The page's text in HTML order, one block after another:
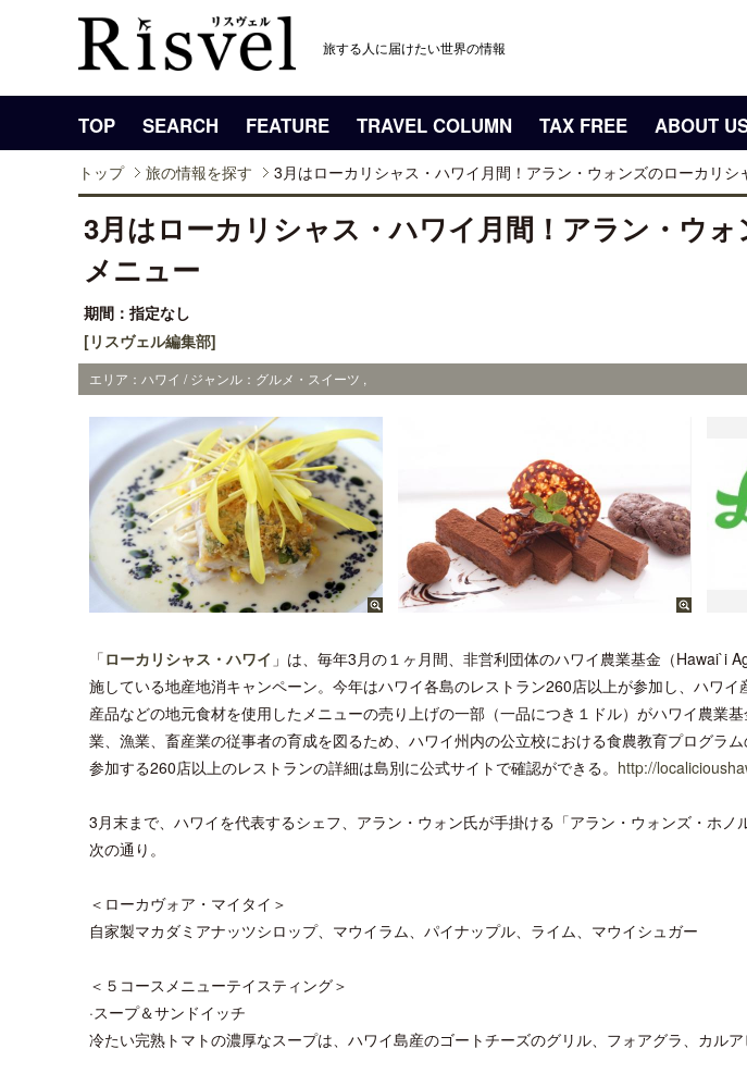
旅する人に届けたい世界の情報
TOP SEARCH FEATURE TRAVEL COLUMN TAX FREE ABOUT
トップ 旅の情報を探す 3月はローカリシャス・ハワイ月間！アラン・ウォンズのローカリシ
3月はローカリシャス・ハワイ月間！アラン・ウ
メニュー
期間：指定なし
[リスヴェル編集部]
エリア：ハワイ / ジャンル：グルメ・スイーツ ,
「ローカリシャス・ハワイ 」は、毎年3月の１ヶ月間、非営利団体のハワイ農業基金（Hawai`i
施している地産地消キャンペーン。今年はハワイ各島のレストラン260店以上が参加し、ハワ
産品などの地元食材を使用したメニューの売り上げの一部（一品につき１ドル）がハワイ農業
業、漁業、畜産業の従事者の育成を図るため、ハワイ州内の公立校における食農教育プログラム
参加する260店以上のレストランの詳細は島別に公式サイトで確認ができる。 http://
3月末まで、ハワイを代表するシェフ、アラン・ウォン氏が手掛ける「アラン・ウォンズ・ホノ
次の通り。
＜ローカヴォア・マイタイ＞
自家製マカダミアナッツシロップ、マウイラム、パイナップル、ライム、マウイシュガー
＜５コースメニューテイスティング＞
·スープ＆サンドイッチ
冷たい完熟トマトの濃厚なスープは、ハワイ島産のゴートチーズのグリル、フォアグラ、カル